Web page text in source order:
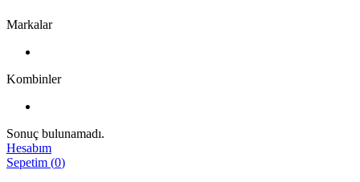
Markalar
Kombinler
Sonuç bulunamadı.
Hesabım
Sepetim (0)